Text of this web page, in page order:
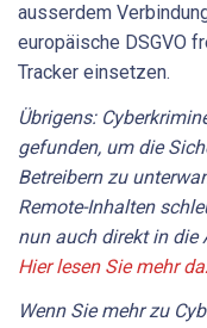
ausserdem
europäische DSGVO
Tracker einsetzen.
Übrigens:
gefunden, um die
Betreibern zu
Remote-Inhalten
nun auch direkt in die
Hier lesen Sie mehr
Wenn Sie mehr zu